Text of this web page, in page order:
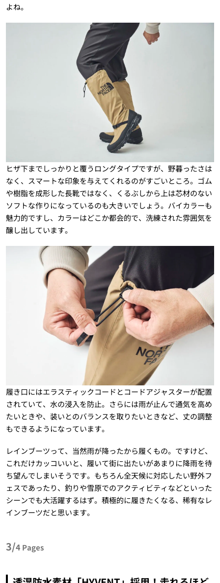
よね。
ヒザ下までしっかりと覆うロングタイプですが、野暮ったさは
なく、スマートな印象を与えてくれるのがすごいところ。ゴム
や樹脂を成形した長靴ではなく、くるぶしから上は芯材のない
ソフトな作りになっているのも大きいでしょう。バイカラーも
魅力的ですし、カラーはどこか都会的で、洗練された雰囲気を
醸し出しています。
履き口にはエラスティックコードとコードアジャスターが配置
されていて、水の浸入を防止。さらには雨が止んで通気を高め
たいときや、装いとのバランスを取りたいときなど、丈の調整
もできるようになっています。
レインブーツって、当然雨が降ったから履くもの。ですけど、
これだけカッコいいと、履いて街に出たいがあまりに降雨を待
ち望んでしまいそうです。もちろん全天候に対応したい野外フ
ェスであったり、釣りや雪原でのアクティビティなどといった
シーンでも大活躍するはず。積極的に履きたくなる、稀有なレ
インブーツだと思います。
3/4 Pages